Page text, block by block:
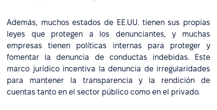
Además, muchos estados de EE.UU. tienen sus propias
leyes que protegen a los denunciantes, y muchas
empresas tienen políticas internas para proteger y
fomentar la denuncia de conductas indebidas. Este
marco jurídico incentiva la denuncia de irregularidades
para mantener la transparencia y la rendición de
cuentas tanto en el sector público como en el privado.